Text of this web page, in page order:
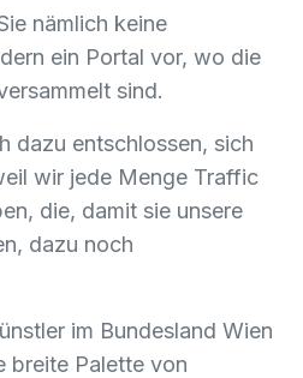
nämlich keine
ein Portal vor, wo die
sind.
dazu entschlossen, sich
wir jede Menge Traffic
die, damit sie unsere
dazu noch
im Bundesland Wien
breite Palette von